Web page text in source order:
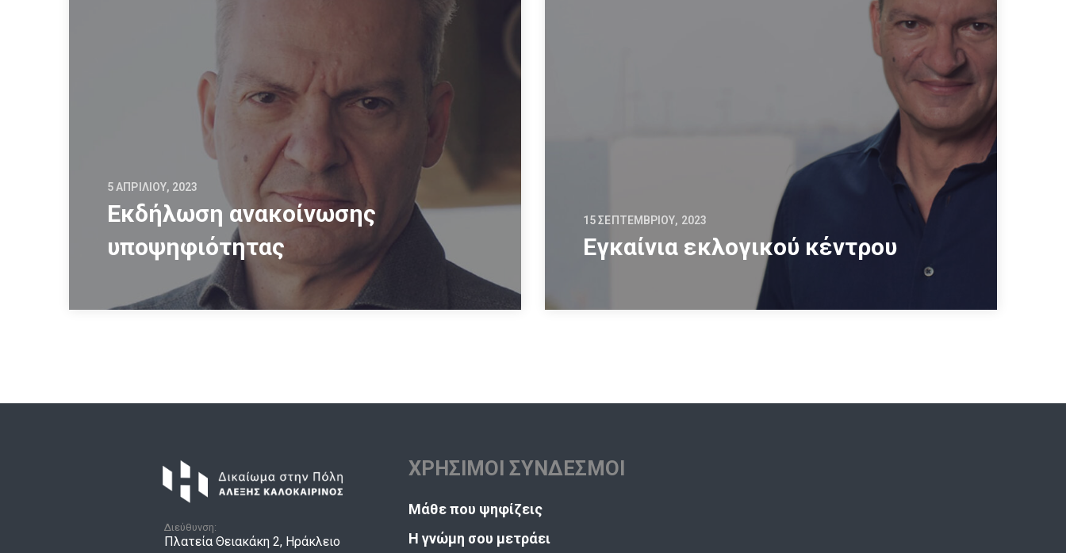
5 ΑΠΡΙΛΊΟΥ, 2023
Εκδήλωση ανακοίνωσης
υποψηφιότητας
15 ΣΕΠΤΕΜΒΡΊΟΥ, 2023
Εγκαίνια εκλογικού κέντρου
Διεύθυνση:
Πλατεία Θειακάκη 2, Ηράκλειο
ΧΡΗΣΙΜΟΙ ΣΥΝΔΕΣΜΟΙ
Μάθε που ψηφίζεις
Η γνώμη σου μετράει